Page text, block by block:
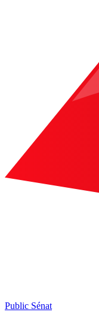
Public Sénat